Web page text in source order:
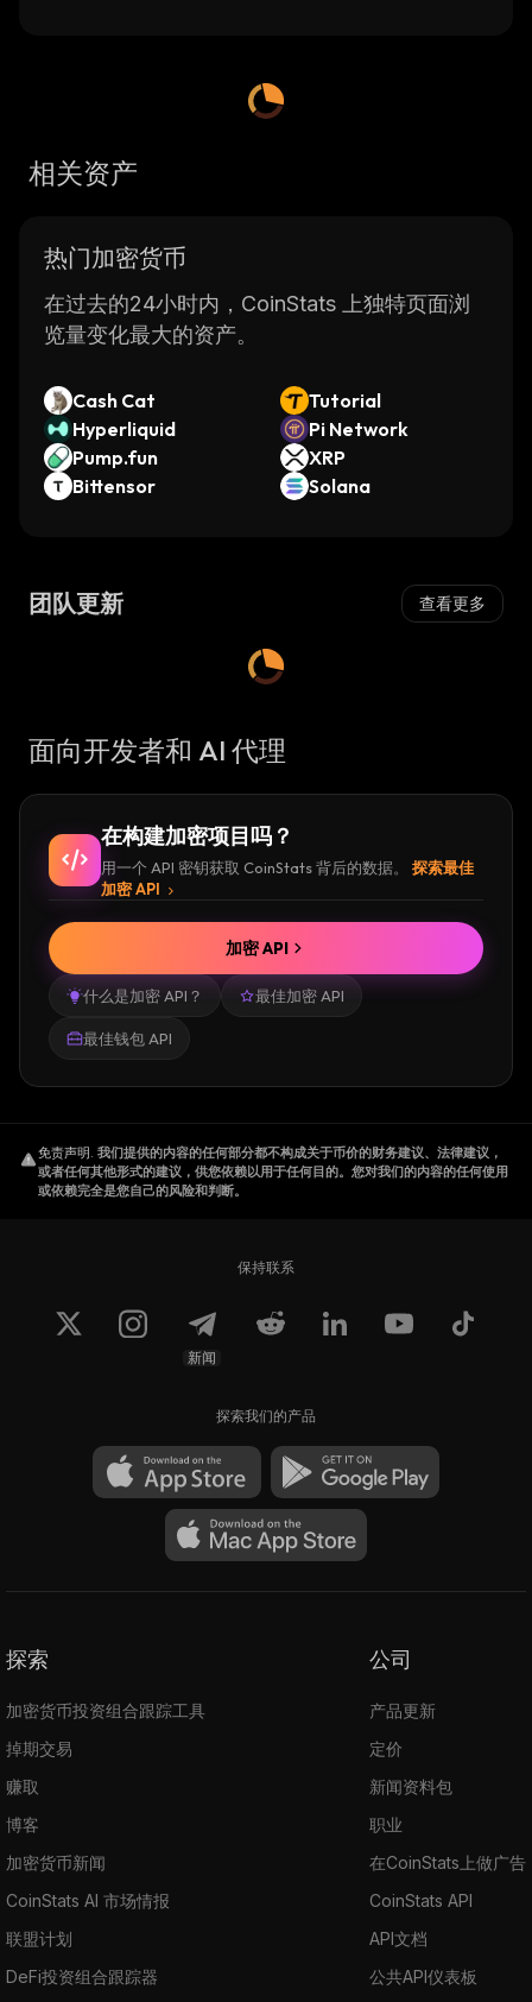
相关资产
热门加密货币
在过去的24小时内，CoinStats 上独特页面浏
览量变化最大的资产。
Cash Cat
Tutorial
Hyperliquid
Pi Network
Pump.fun
XRP
Bittensor
Solana
团队更新 查看更多
面向开发者和 AI 代理
在构建加密项目吗？
用一个 API 密钥获取 CoinStats 背后的数据。
探索最佳
加密 API
什么是加密 API？ 最佳加密 API
最佳钱包 API
加密 API
免责声明. 我们提供的内容的任何部分都不构成关于币价的财务建议、法律建议，
或者任何其他形式的建议，供您依赖以用于任何目的。您对我们的内容的任何使用
或依赖完全是您自己的风险和判断。
保持联系
新闻
探索我们的产品
探索
加密货币投资组合跟踪工具
掉期交易
赚取
博客
加密货币新闻
CoinStats AI 市场情报
联盟计划
DeFi投资组合跟踪器
公司
产品更新
定价
新闻资料包
职业
在CoinStats上做广告
CoinStats API
API文档
公共API仪表板